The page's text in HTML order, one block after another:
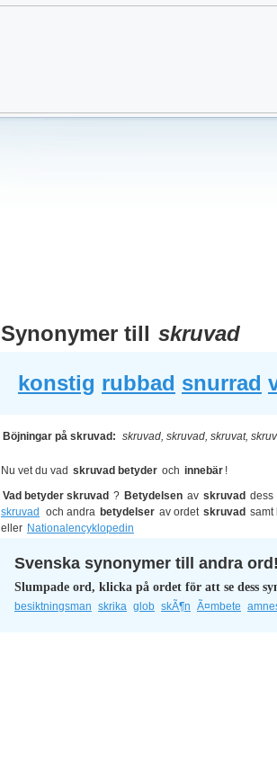
Synonymer till skruvad
konstig rubbad snurrad
Böjningar på skruvad: skruvad, skruvad, skruvat,
Nu vet du vad skruvad betyder och innebär !
Vad betyder skruvad ? Betydelsen av skruvad dess
skruvad
och andra betydelser av ordet skruvad samt
eller Nationalencyklopedin
Svenska synonymer till andra ord!
Slumpade ord, klicka på ordet för att se dess
besiktningsman skrika glob skÃ¶n Ã¤mbete